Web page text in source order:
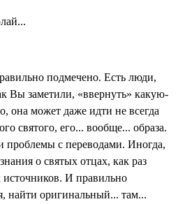
подмечено. Есть люди,
Вы заметили, «ввернуть» какую-
она может даже идти не всегда
святого, его... вообще... образа.
проблемы с переводами. Иногда,
о святых отцах, как раз
И правильно
найти оригинальный... там...